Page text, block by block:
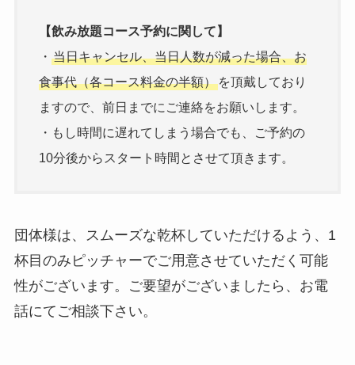
【飲み放題コース予約に関して】
・ 当日キャンセル、当日人数が減った場合、お
食事代（各コース料金の半額）を頂戴しており
ますので、前日までにご連絡をお願いします。
・もし時間に遅れてしまう場合でも、ご予約の
10分後からスタート時間とさせて頂きます。
団体様は、スムーズな乾杯していただけるよう、1
杯目のみピッチャーでご用意させていただく可能
性がございます。ご要望がございましたら、お電
話にてご相談下さい。